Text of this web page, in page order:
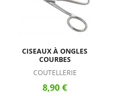
CISEAUX À ONGLES
COURBES
COUTELLERIE
8,90 €